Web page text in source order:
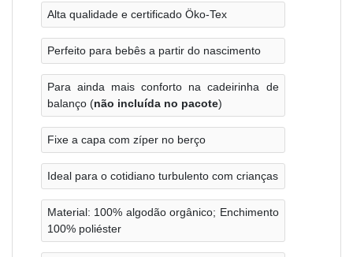
Alta qualidade e certificado Öko-Tex
Perfeito para bebês a partir do nascimento
Para ainda mais conforto na cadeirinha de
balanço (não incluída no pacote)
Fixe a capa com zíper no berço
Ideal para o cotidiano turbulento com crianças
Material: 100% algodão orgânico; Enchimento
100% poliéster